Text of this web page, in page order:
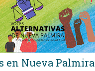
en Nueva Palmira